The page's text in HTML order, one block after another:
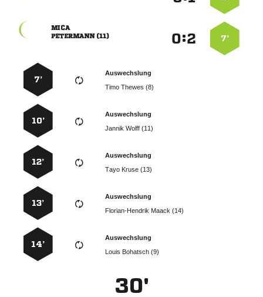
7’
:

 
Auswechslung
  
7’
Auswechslung
  
10’
Auswechslung
  
12’
Auswechslung
  
13’
Auswechslung
  
14’
30'